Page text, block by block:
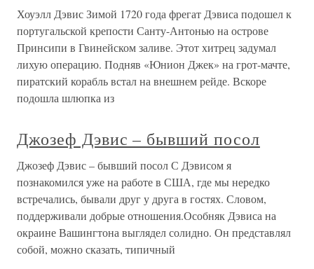
Хоуэлл Дэвис Зимой 1720 года фрегат Дэвиса подошел к
португальской крепости Санту-Антонью на острове
Принсипи в Гвинейском заливе. Этот хитрец задумал
лихую операцию. Подняв «Юнион Джек» на грот-мачте,
пиратский корабль встал на внешнем рейде. Вскоре
подошла шлюпка из
Джозеф Дэвис – бывший посол
Джозеф Дэвис – бывший посол С Дэвисом я
познакомился уже на работе в США, где мы нередко
встречались, бывали друг у друга в гостях. Словом,
поддерживали добрые отношения.Особняк Дэвиса на
окраине Вашингтона выглядел солидно. Он представлял
собой, можно сказать, типичный